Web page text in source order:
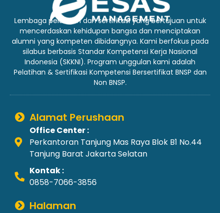
Lembaga pelatihan dan sertifikasi yang bertujuan untuk
mencerdaskan kehidupan bangsa dan menciptakan
alumni yang kompeten dibidangnya. Kami berfokus pada
silabus berbasis Standar Kompetensi Kerja Nasional
Indonesia (SKKNI). Program unggulan kami adalah
Pelatihan & Sertifikasi Kompetensi Bersertifikat BNSP dan
Non BNSP.
Alamat Perushaan
Office Center :
Perkantoran Tanjung Mas Raya Blok B1 No.44
Tanjung Barat Jakarta Selatan
Kontak :
0858-7066-3856
Halaman